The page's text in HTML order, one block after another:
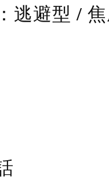
逃避型 /